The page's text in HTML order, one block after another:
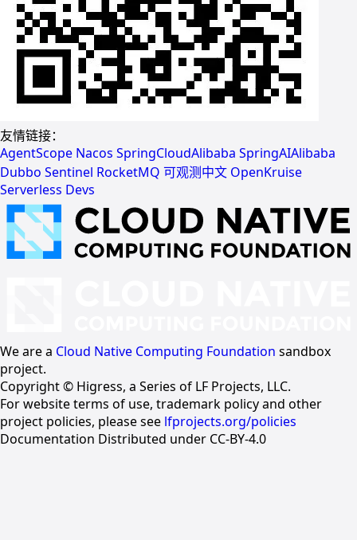
友情链接：
AgentScope Nacos SpringCloudAlibaba SpringAIAlibaba
Dubbo Sentinel RocketMQ 可观测中文 OpenKruise
Serverless Devs
We are a Cloud Native Computing Foundation sandbox
project.
Copyright © Higress, a Series of LF Projects, LLC.
For website terms of use, trademark policy and other
project policies, please see lfprojects.org/policies
Documentation Distributed under CC-BY-4.0